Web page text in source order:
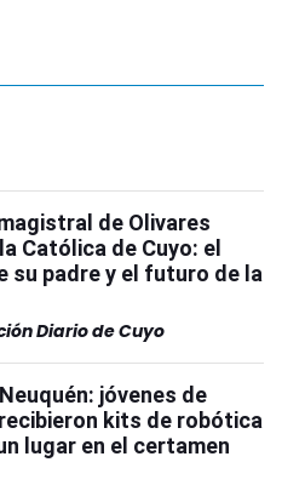
de Olivares
Católica de Cuyo: el
su padre y el futuro de la
Diario de Cuyo
jóvenes de
kits de robótica
lugar en el certamen